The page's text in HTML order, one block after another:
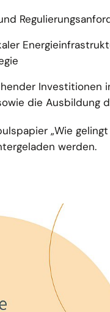
Investitionen
die Ausbildung
„Wie
werden.